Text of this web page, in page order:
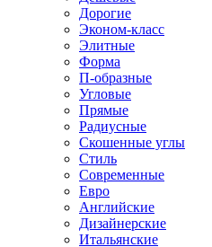
Дорогие
Эконом-класс
Элитные
Форма
П-образные
Угловые
Прямые
Радиусные
Скошенные углы
Стиль
Современные
Евро
Английские
Дизайнерские
Итальянские